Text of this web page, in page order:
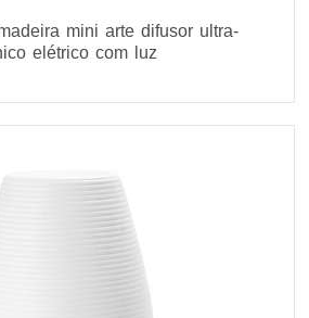
mini arte difusor ultra-
elétrico com luz